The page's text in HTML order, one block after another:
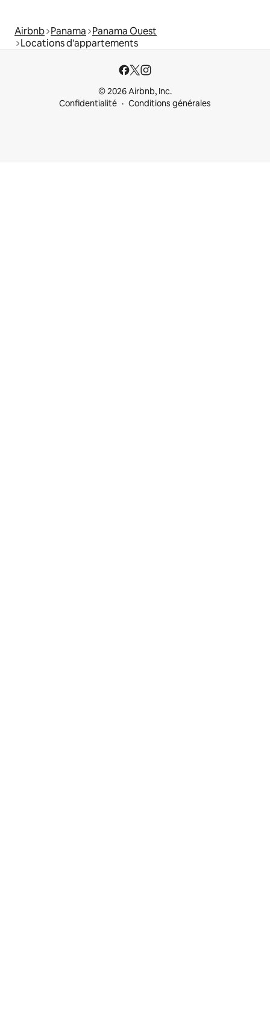
Airbnb Panama Panama Ouest
Locations d'appartements
© 2026 Airbnb, Inc.
Confidentialité
Conditions générales